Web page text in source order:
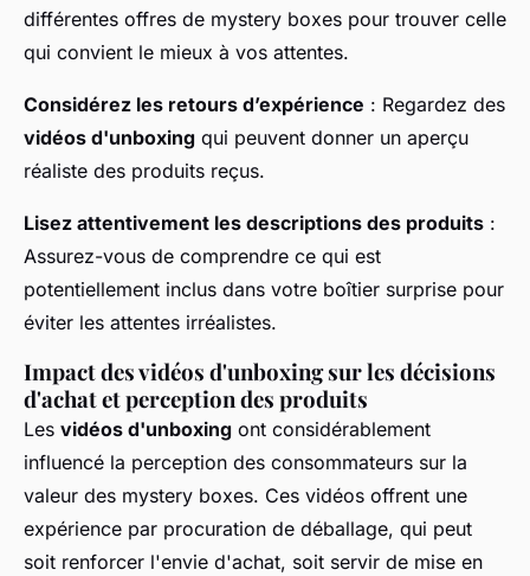
différentes offres de mystery boxes pour trouver celle
qui convient le mieux à vos attentes.
Considérez les retours d’expérience : Regardez des
vidéos d'unboxing qui peuvent donner un aperçu
réaliste des produits reçus.
Lisez attentivement les descriptions des produits :
Assurez-vous de comprendre ce qui est
potentiellement inclus dans votre boîtier surprise pour
éviter les attentes irréalistes.
Impact des vidéos d'unboxing sur les décisions
d'achat et perception des produits
Les vidéos d'unboxing ont considérablement
influencé la perception des consommateurs sur la
valeur des mystery boxes. Ces vidéos offrent une
expérience par procuration de déballage, qui peut
soit renforcer l'envie d'achat, soit servir de mise en